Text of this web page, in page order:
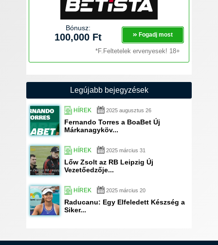
Bónusz:
100,000 Ft Fogadj most
*F.Feltetelek ervenyesek! 18+
Legújabb bejegyzések
HÍREK 2025 augusztus 26
Fernando Torres a BoaBet Új
Márkanagyköv...
HÍREK 2025 március 31
Lőw Zsolt az RB Leipzig Új
Vezetőedzője...
HÍREK 2025 március 20
Raducanu: Egy Elfeledett Készség a
Siker...